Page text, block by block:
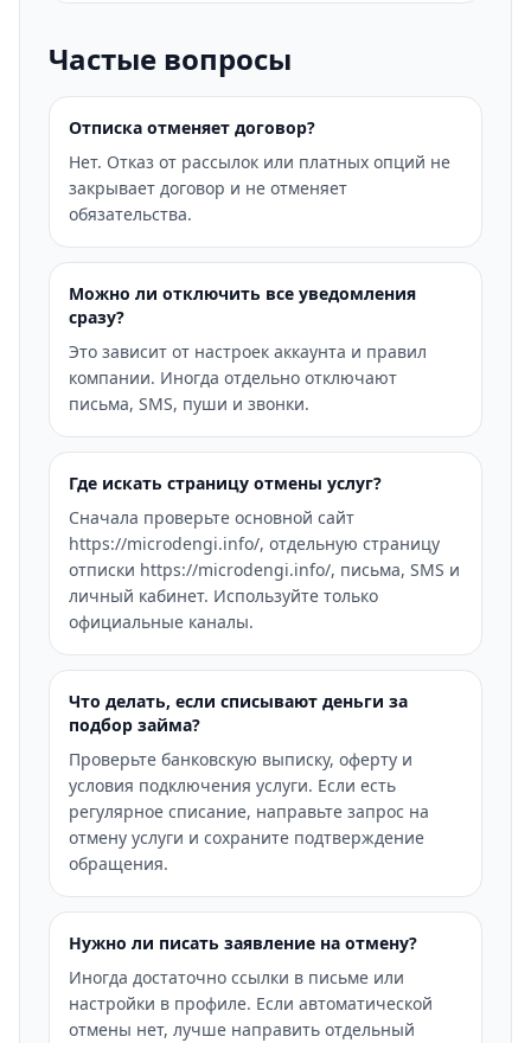
Частые вопросы
Отписка отменяет договор?
Нет. Отказ от рассылок или платных опций не
закрывает договор и не отменяет
обязательства.
Можно ли отключить все уведомления
сразу?
Это зависит от настроек аккаунта и правил
компании. Иногда отдельно отключают
письма, SMS, пуши и звонки.
Где искать страницу отмены услуг?
Сначала проверьте основной сайт
https://microdengi.info/, отдельную страницу
отписки https://microdengi.info/, письма, SMS и
личный кабинет. Используйте только
официальные каналы.
Что делать, если списывают деньги за
подбор займа?
Проверьте банковскую выписку, оферту и
условия подключения услуги. Если есть
регулярное списание, направьте запрос на
отмену услуги и сохраните подтверждение
обращения.
Нужно ли писать заявление на отмену?
Иногда достаточно ссылки в письме или
настройки в профиле. Если автоматической
отмены нет, лучше направить отдельный